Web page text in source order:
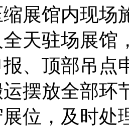
展馆内现场
天驻场展馆
、顶部吊点
摆放全部环
位，及时处